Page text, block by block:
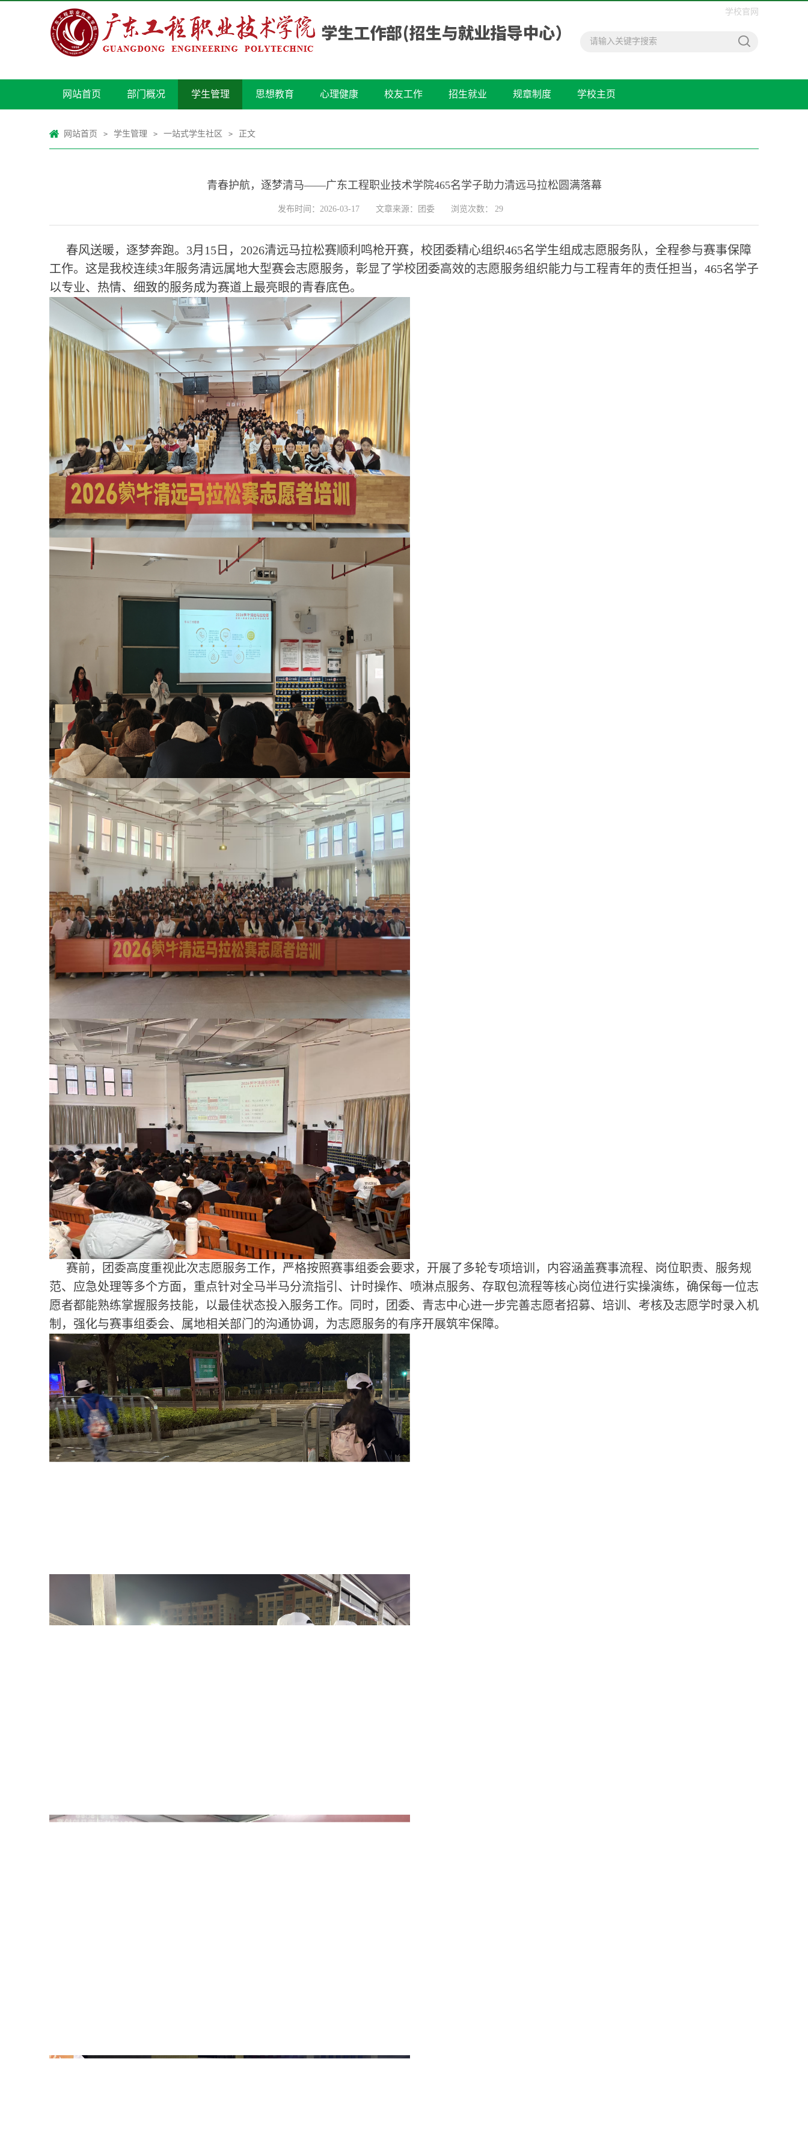
学校官网
网站首页 部门概况 学生管理 思想教育 心理健康 校友工作 招生就业 规章制度 学校主页
网站首页 > 学生管理 > 一站式学生社区 > 正文
青春护航，逐梦清马——广东工程职业技术学院465名学子助力清远马拉松圆满落幕
发布时间：2026-03-17 文章来源：团委 浏览次数： 29
春风送暖，逐梦奔跑。3月15日，2026清远马拉松赛顺利鸣枪开赛，校团委精心组织465名学生组成志愿服务队，全程参与赛事保障
工作。这是我校连续3年服务清远属地大型赛会志愿服务，彰显了学校团委高效的志愿服务组织能力与工程青年的责任担当，465名学子
以专业、热情、细致的服务成为赛道上最亮眼的青春底色。
赛前，团委高度重视此次志愿服务工作，严格按照赛事组委会要求，开展了多轮专项培训，内容涵盖赛事流程、岗位职责、服务规
范、应急处理等多个方面，重点针对全马半马分流指引、计时操作、喷淋点服务、存取包流程等核心岗位进行实操演练，确保每一位志
愿者都能熟练掌握服务技能，以最佳状态投入服务工作。同时，团委、青志中心进一步完善志愿者招募、培训、考核及志愿学时录入机
制，强化与赛事组委会、属地相关部门的沟通协调，为志愿服务的有序开展筑牢保障。